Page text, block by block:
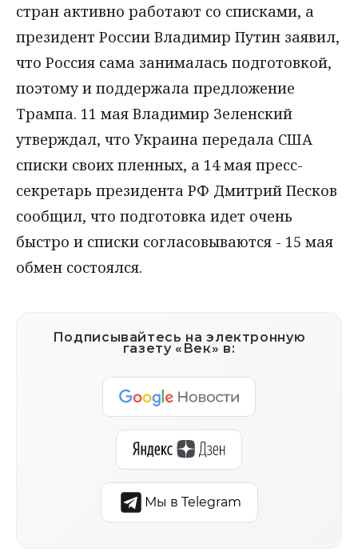
стран активно работают со списками, а
президент России Владимир Путин заявил,
что Россия сама занималась подготовкой,
поэтому и поддержала предложение
Трампа. 11 мая Владимир Зеленский
утверждал, что Украина передала США
списки своих пленных, а 14 мая пресс-
секретарь президента РФ Дмитрий Песков
сообщил, что подготовка идет очень
быстро и списки согласовываются - 15 мая
обмен состоялся.
Подписывайтесь на электронную
газету «Век» в:
Мы в Telegram